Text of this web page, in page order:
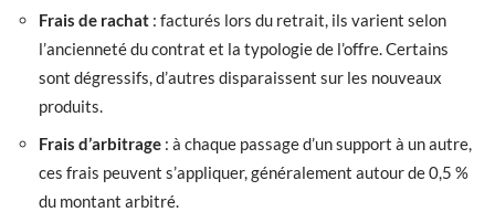
Frais de rachat : facturés lors du retrait, ils varient selon
l’ancienneté du contrat et la typologie de l’offre. Certains
sont dégressifs, d’autres disparaissent sur les nouveaux
produits.
Frais d’arbitrage : à chaque passage d’un support à un autre,
ces frais peuvent s’appliquer, généralement autour de 0,5 %
du montant arbitré.